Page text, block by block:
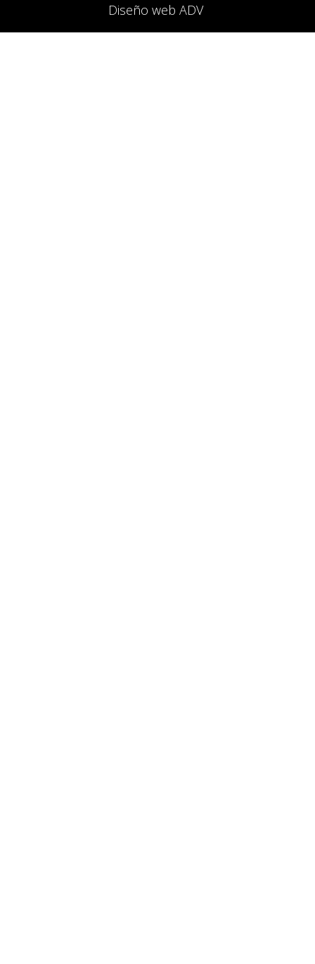
Diseño web ADV